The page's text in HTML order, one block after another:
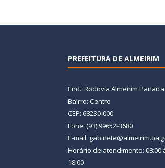
PREFEITURA DE ALMEIRIM
End.: Rodovia Almeirim Panaica
Bairro: Centro
CEP: 68230-000
Fone: (93) 99652-3680
E-mail:
Horário de atendimento: 08:00
18:00